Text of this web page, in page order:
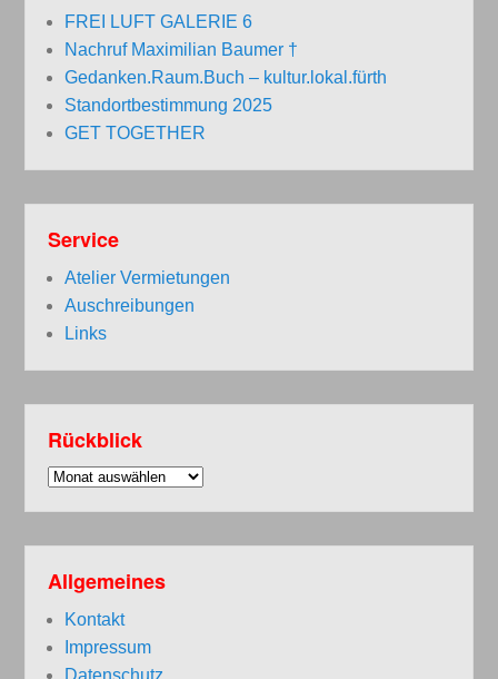
FREI LUFT GALERIE 6
Nachruf Maximilian Baumer †
Gedanken.Raum.Buch – kultur.lokal.fürth
Standortbestimmung 2025
GET TOGETHER
Service
Atelier Vermietungen
Auschreibungen
Links
Rückblick
Rückblick
Allgemeines
Kontakt
Impressum